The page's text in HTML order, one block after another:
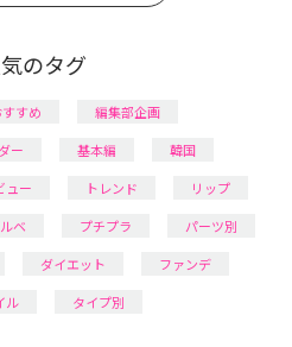
のタグ
すすめ
編集部企画
ー
基本編
韓国
ュー トレンド
リップ
ベ プチプラ
パーツ別
ダイエット
ファンデ
ル
タイプ別